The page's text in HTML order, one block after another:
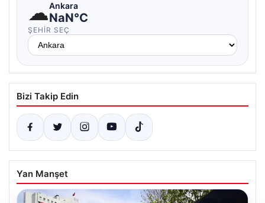
☁Ankara
NaN°C
ŞEHIR SEÇ
Bizi Takip Edin
Yan Manşet